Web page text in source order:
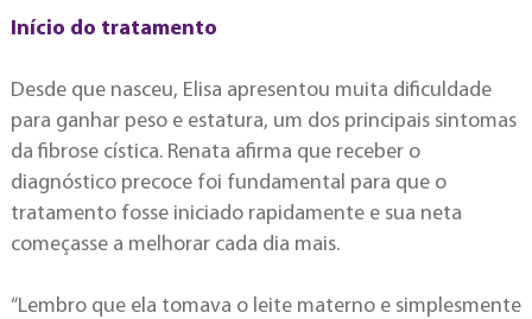
Início do tratamento
Desde que nasceu, Elisa apresentou muita dificuldade
para ganhar peso e estatura, um dos principais sintomas
da fibrose cística. Renata afirma que receber o
diagnóstico precoce foi fundamental para que o
tratamento fosse iniciado rapidamente e sua neta
começasse a melhorar cada dia mais.
“Lembro que ela tomava o leite materno e simplesmente